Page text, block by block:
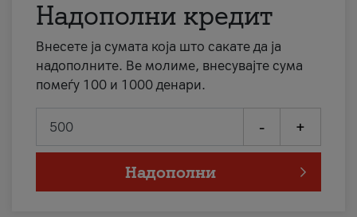
Надополни кредит
Внесете ја сумата која што сакате да ја
надополните. Ве молиме, внесувајте сума
помеѓу 100 и 1000 денари.
- +
Надополни